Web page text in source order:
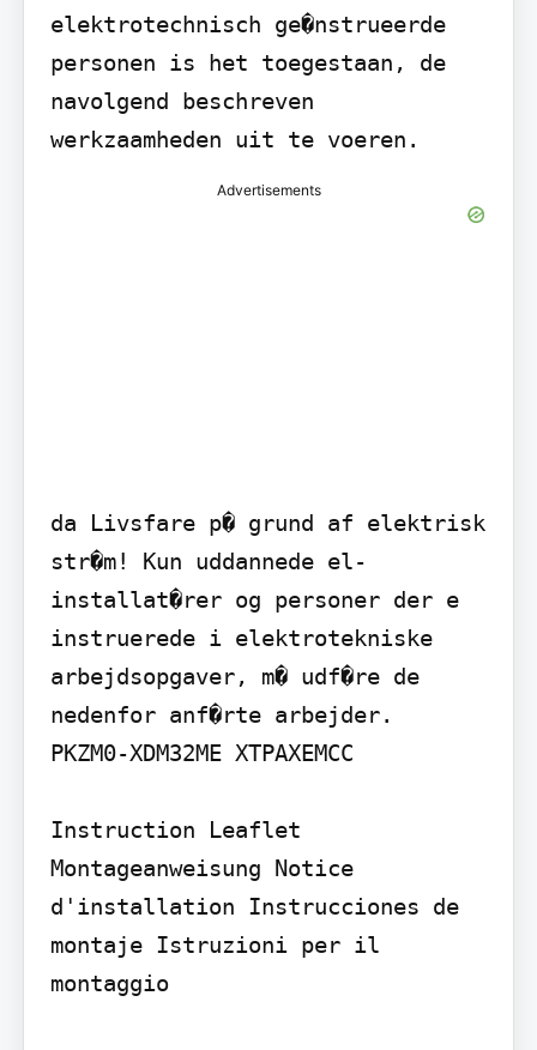
elektrotechnisch ge�nstrueerde
personen is het toegestaan, de
navolgend beschreven
werkzaamheden uit te voeren.
Advertisements
da Livsfare p� grund af elektrisk
str�m! Kun uddannede el-
installat�rer og personer der e
instruerede i elektrotekniske
arbejdsopgaver, m� udf�re de
nedenfor anf�rte arbejder.
PKZM0-XDM32ME XTPAXEMCC
Instruction Leaflet
Montageanweisung Notice
d'installation Instrucciones de
montaje Istruzioni per il
montaggio